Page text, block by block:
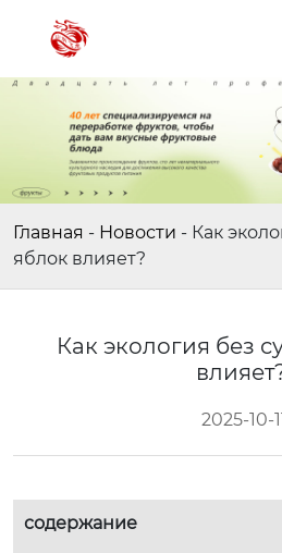
Главная - Новости - Как
яблок влияет?
Как экология без
2025-10-
содержание